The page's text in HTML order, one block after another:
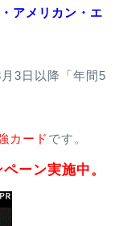
アメリカン・エ
3日以降「年間5
カード です。
ーン実施中。